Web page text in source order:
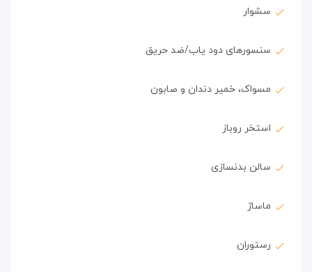
سشوار
سنسورهای دود یاب/ضد حریق
مسواک، خمیر دندان و صابون
استخر روباز
سالن بدنسازی
ماساژ
رستوران